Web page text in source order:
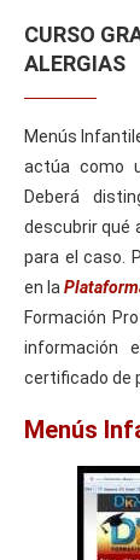
CURSO
ALERGIAS
Menús
actúa como
Deberá
descubrir qué
para el caso.
en la
Formación
información
certificado de
Menús